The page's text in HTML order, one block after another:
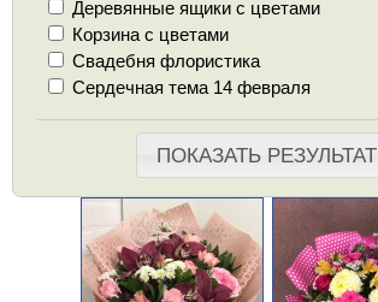
Деревянные ящики с цветами
Корзина с цветами
Свадебня флористика
Сердечная тема 14 февраля
ПОКАЗАТЬ РЕЗУЛЬТАТ